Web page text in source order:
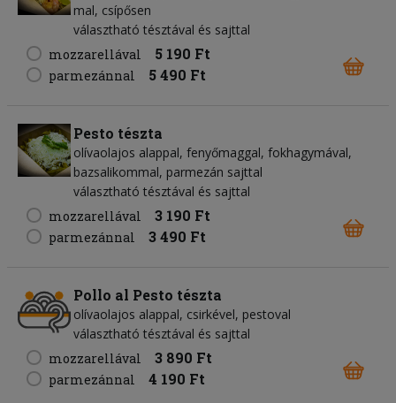
mal, csípősen
választható tésztával és sajttal
mozzarellával
5 190 Ft
parmezánnal 5 490 Ft
Pesto tészta
olívaolajos alappal, fenyőmaggal, fokhagymával,
bazsalikommal, parmezán sajttal
választható tésztával és sajttal
mozzarellával
3 190 Ft
parmezánnal 3 490 Ft
Pollo al Pesto tészta
olívaolajos alappal, csirkével, pestoval
választható tésztával és sajttal
mozzarellával
3 890 Ft
parmezánnal 4 190 Ft